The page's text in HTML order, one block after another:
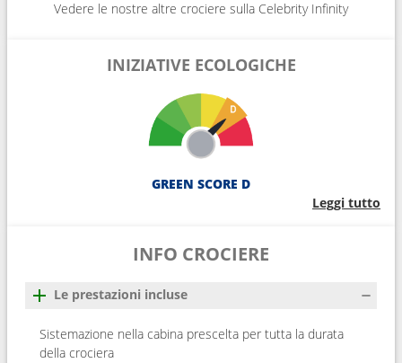
Vedere le nostre altre crociere sulla Celebrity Infinity
INIZIATIVE ECOLOGICHE
GREEN SCORE D
Leggi tutto
INFO CROCIERE
Le prestazioni incluse
Sistemazione nella cabina prescelta per tutta la durata
della crociera